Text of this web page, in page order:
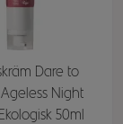
Dare to
Night
50ml